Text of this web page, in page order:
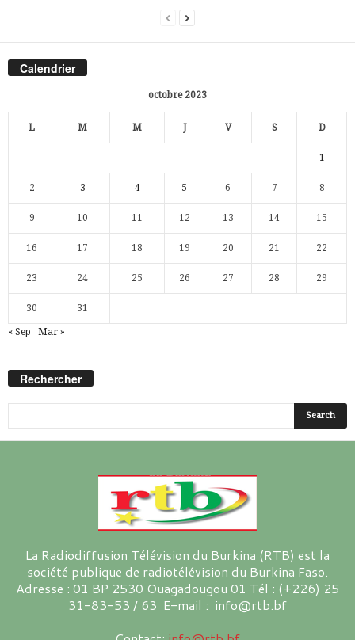
Calendrier
octobre 2023
L M M J V S D
1
2 3 4 5 6 7 8
9 10 11 12 13 14 15
16 17 18 19 20 21 22
23 24 25 26 27 28 29
30 31
« Sep Mar »
Rechercher
La Radiodiffusion Télévision du Burkina (RTB) est la
société publique de radiotélévision du Burkina Faso.
Adresse : 01 BP 2530 Ouagadougou 01 Tél : (+226) 25
31-83-53 / 63 E-mail : info@rtb.bf